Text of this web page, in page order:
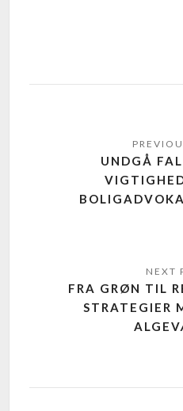
UNDGÅ
FRA GRØN TIL
STRATEGIER